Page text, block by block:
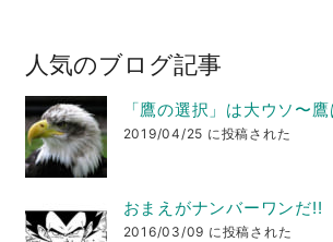
人気のブログ記事
「鷹の選択」は大ウソ〜
2019/04/25 に投稿された
おまえがナンバーワンだ!!
2016/03/09 に投稿された